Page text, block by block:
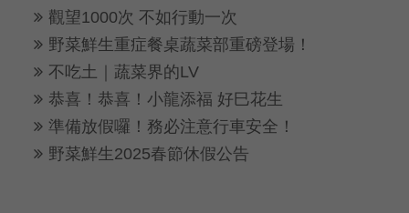
 觀望1000次 不如行動一次
 野菜鮮生重症餐桌蔬菜部重磅登場！
 不吃土｜蔬菜界的LV
 恭喜！恭喜！小龍添福 好巳花生
 準備放假囉！務必注意行車安全！
 野菜鮮生2025春節休假公告